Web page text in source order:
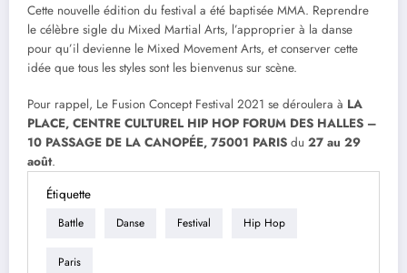
Cette nouvelle édition du festival a été baptisée MMA. Reprendre
le célèbre sigle du Mixed Martial Arts, l’approprier à la danse
pour qu’il devienne le Mixed Movement Arts, et conserver cette
idée que tous les styles sont les bienvenus sur scène.
Pour rappel, Le Fusion Concept Festival 2021 se déroulera à LA
PLACE, CENTRE CULTUREL HIP HOP FORUM DES HALLES –
10 PASSAGE DE LA CANOPÉE, 75001 PARIS du 27 au 29
août.
Étiquette
Battle Danse Festival Hip Hop
Paris